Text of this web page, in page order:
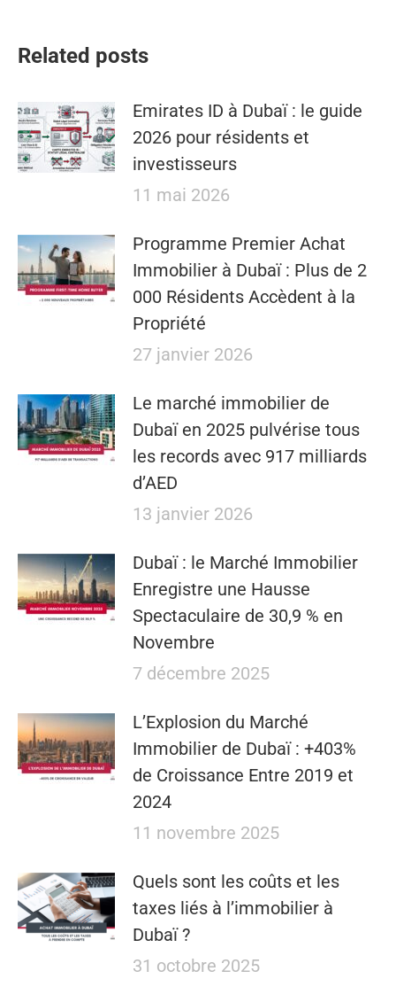
Related posts
Emirates ID à Dubaï : le guide
2026 pour résidents et
investisseurs
11 mai 2026
​​Programme Premier Achat
Immobilier à Dubaï : Plus de 2
000 Résidents Accèdent à la
Propriété
27 janvier 2026
Le marché immobilier de
Dubaï en 2025 pulvérise tous
les records avec 917 milliards
d’AED
13 janvier 2026
Dubaï : le Marché Immobilier
Enregistre une Hausse
Spectaculaire de 30,9 % en
Novembre
7 décembre 2025
L’Explosion du Marché
Immobilier de Dubaï : +403%
de Croissance Entre 2019 et
2024
11 novembre 2025
Quels sont les coûts et les
taxes liés à l’immobilier à
Dubaï ?
31 octobre 2025